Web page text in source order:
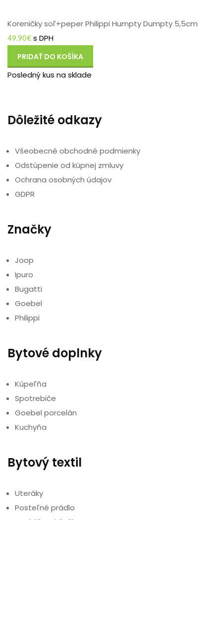
Koreničky soľ+peper Philippi Humpty Dumpty 5,5cm
49.90€ s DPH
PRIDAŤ DO KOŠÍKA
Posledný kus na sklade
Dôležité odkazy
Všeobecné obchodné podmienky
Odstúpenie od kúpnej zmluvy
Ochrana osobných údajov
GDPR
Značky
Joop
Ipuro
Bugatti
Goebel
Philippi
Bytové doplnky
Kúpeľňa
Spotrebiče
Goebel porcelán
Kuchyňa
Bytový textil
Uteráky
Posteľné prádlo
Vankúše, obliečky